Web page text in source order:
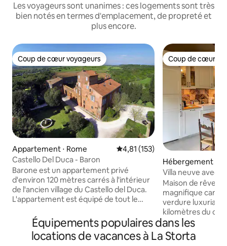
Les voyageurs sont unanimes : ces logements sont très
bien notés en termes d'emplacement, de propreté et
plus encore.
Coup de cœur voyageurs
Coup de cœur voyageurs
Appartement ⋅ Rome Évaluation moyenne sur la
4,81 (153)
Castello Del Duca - Baron
Barone est un appartement privé
d'environ 120 mètres carrés à l'intérieur
de l'ancien village du Castello del Duca.
L'appartement est équipé de tout le
avec un beau sol en terre cuite antique,
une chambre avec lit double, une
mezzanine avec lit double, la
Coup de cœur
Coup de cœur
Hébergement ⋅
Villa neuve avec
proximité de
Maison de rêve
magnifique
verdure
kilomètres du
trois grandes
climatisation et
douche,
Équipements populaires dans les
locations de vacances à La Storta